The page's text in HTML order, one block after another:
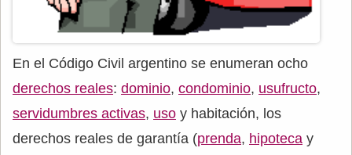
En el Código Civil argentino se enumeran ocho
derechos reales: dominio, condominio, usufructo,
servidumbres activas, uso y habitación, los
derechos reales de garantía (prenda, hipoteca y